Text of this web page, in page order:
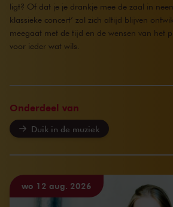
ligt? Of dat je je drankje mee de zaal in
klassieke concert’ zal zich altijd blijven
meegaat met de tijd en de wensen van het
voor ieder wat wils.
Onderdeel van
Duik in de muziek
wo 12 aug. 2026